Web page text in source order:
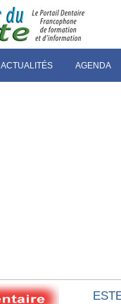
ACTUALITÉS AGENDA